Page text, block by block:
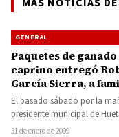
GENERAL
Paquetes de ganado
caprino entregó
García Sierra, a
varias
municipio de
El pasado sábado por la
presidente municipal de
hizo entrega a familias de
31 de enero de 2009